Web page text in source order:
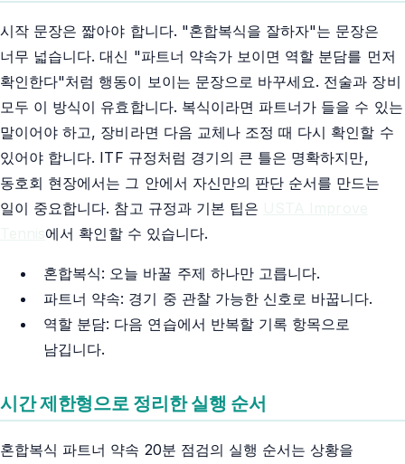
시작 문장은 짧아야 합니다. "혼합복식을 잘하자"는 문장은
너무 넓습니다. 대신 "파트너 약속가 보이면 역할 분담를 먼저
확인한다"처럼 행동이 보이는 문장으로 바꾸세요. 전술과 장비
모두 이 방식이 유효합니다. 복식이라면 파트너가 들을 수 있는
말이어야 하고, 장비라면 다음 교체나 조정 때 다시 확인할 수
있어야 합니다. ITF 규정처럼 경기의 큰 틀은 명확하지만,
동호회 현장에서는 그 안에서 자신만의 판단 순서를 만드는
일이 중요합니다. 참고 규정과 기본 팁은
에서 확인할 수 있습니다.
혼합복식: 오늘 바꿀 주제 하나만 고릅니다.
파트너 약속: 경기 중 관찰 가능한 신호로 바꿉니다.
역할 분담: 다음 연습에서 반복할 기록 항목으로
남깁니다.
시간 제한형으로 정리한 실행 순서
혼합복식 파트너 약속 20분 점검의 실행 순서는 상황을